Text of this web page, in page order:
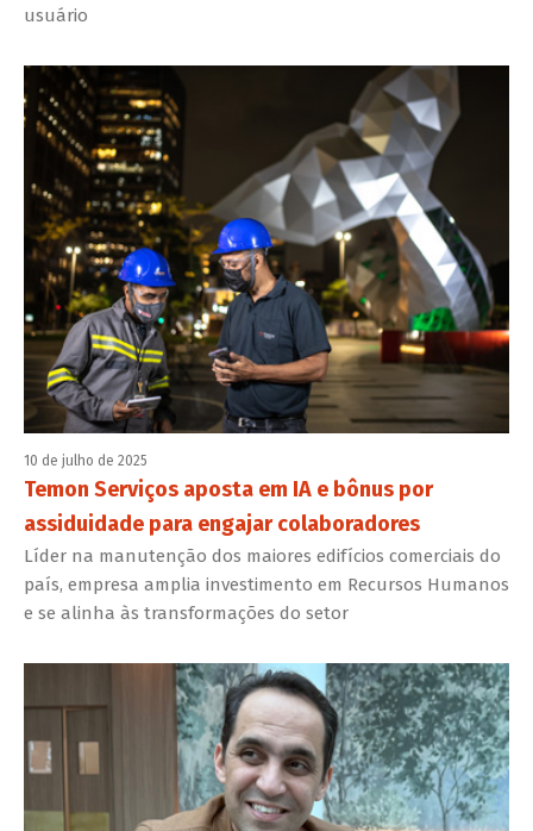
usuário
10 de julho de 2025
Temon Serviços aposta em IA e bônus por
assiduidade para engajar colaboradores
Líder na manutenção dos maiores edifícios comerciais do
país, empresa amplia investimento em Recursos Humanos
e se alinha às transformações do setor